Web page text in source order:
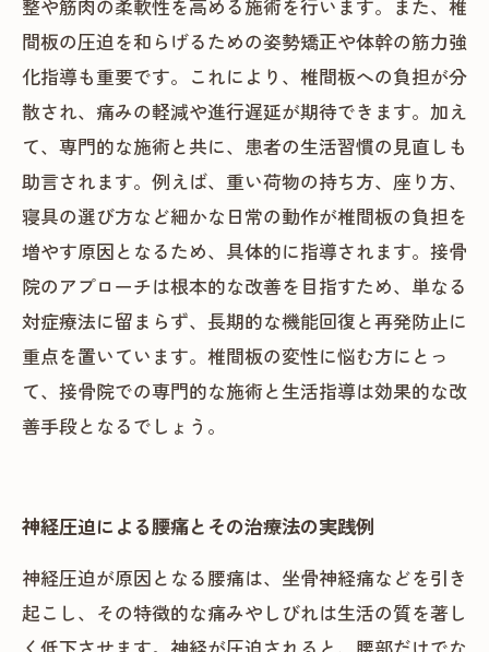
整や筋肉の柔軟性を高める施術を行います。また、椎
間板の圧迫を和らげるための姿勢矯正や体幹の筋力強
化指導も重要です。これにより、椎間板への負担が分
散され、痛みの軽減や進行遅延が期待できます。加え
て、専門的な施術と共に、患者の生活習慣の見直しも
助言されます。例えば、重い荷物の持ち方、座り方、
寝具の選び方など細かな日常の動作が椎間板の負担を
増やす原因となるため、具体的に指導されます。接骨
院のアプローチは根本的な改善を目指すため、単なる
対症療法に留まらず、長期的な機能回復と再発防止に
重点を置いています。椎間板の変性に悩む方にとっ
て、接骨院での専門的な施術と生活指導は効果的な改
善手段となるでしょう。
神経圧迫による腰痛とその治療法の実践例
神経圧迫が原因となる腰痛は、坐骨神経痛などを引き
起こし、その特徴的な痛みやしびれは生活の質を著し